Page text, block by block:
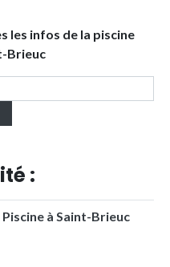
les infos de la piscine
Brieuc
:
à Saint-Brieuc